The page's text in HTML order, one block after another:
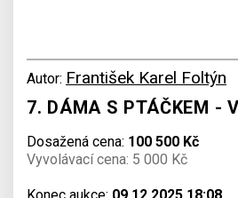
Autor: František Karel Foltýn
7. DÁMA S PTÁČKEM -
Dosažená cena: 100 500 Kč
Vyvolávací cena: 5 000 Kč